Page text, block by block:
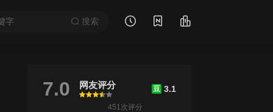
搜索
7.0 网友评分
很差
较差还行推荐力荐
豆 3.1
451次评分